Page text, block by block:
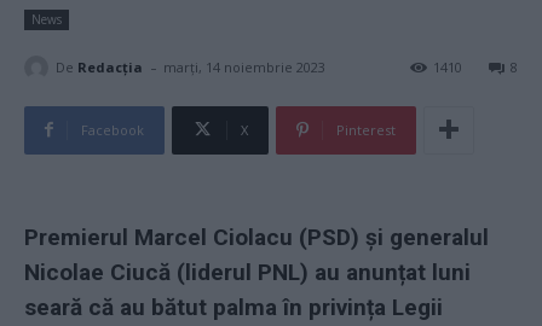
News
De Redacţia - marți, 14 noiembrie 2023 8
1410
Facebook X Pinterest
Premierul Marcel Ciolacu (PSD) și generalul
Nicolae Ciucă (liderul PNL) au anunțat luni
seară că au bătut palma în privința Legii